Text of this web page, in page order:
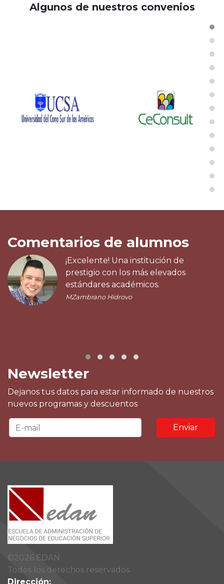
Algunos de nuestros convenios
Comentarios de alumnos
¡Excelente! Una institución de
prestigio con los más elevados
estándares académicos.
MZambrano Hidrovo
Newsletter
Dejanos tus datos para estar informado de nuestros
nuevos programas y descuentos
Enviar
©2026 EDAN
Todos los derechos reservados
Dirección: